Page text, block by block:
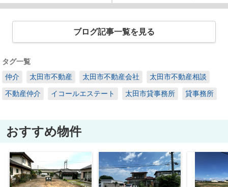
ブログ記事一覧を見る
タグ一覧
仲介
太田市不動産 太田市不動産会社 太田市不動産相談
不動産仲介 イコールエステート 太田市貸事務所 貸事務所
おすすめ物件